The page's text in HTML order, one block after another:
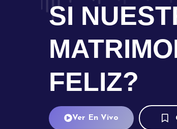
SI
FELIZ?
Ver En Vivo